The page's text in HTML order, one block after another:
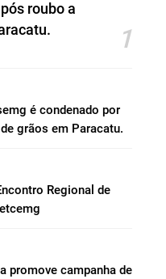
roubo a
1
é condenado por
grãos em Paracatu.
Regional de
promove campanha de